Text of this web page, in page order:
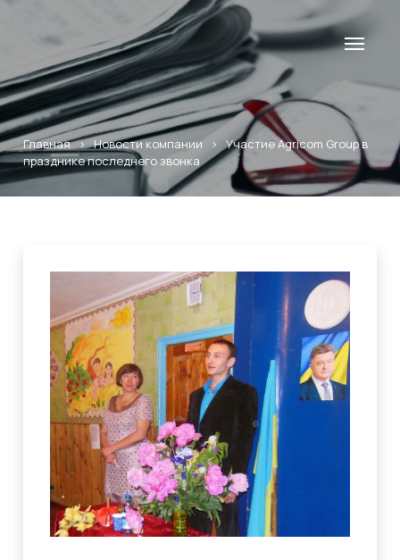
Главная>Новости компании >Участие Agricom Group в
празднике последнего звонка